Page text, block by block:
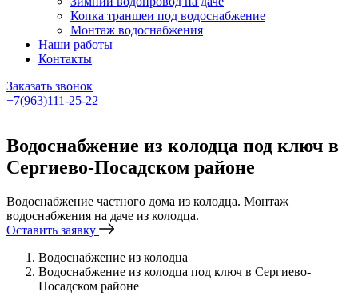
Копка траншеи под водоснабжение
Монтаж водоснабжения
Наши работы
Контакты
Заказать звонок
+7(963)111-25-22
Водоснабжение из колодца под ключ в
Сергиево-Посадском районе
Водоснабжение частного дома из колодца. Монтаж
водоснабжения на даче из колодца.
Оставить заявку
Водоснабжение из колодца
Водоснабжение из колодца под ключ в Сергиево-
Посадском районе